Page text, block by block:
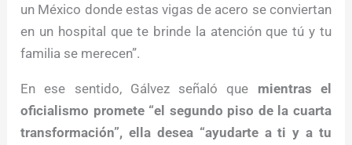
un México donde estas vigas de acero se conviertan
en un hospital que te brinde la atención que tú y tu
familia se merecen”.
En ese sentido, Gálvez señaló que mientras el
oficialismo promete “el segundo piso de la cuarta
transformación”, ella desea “ayudarte a ti y a tu